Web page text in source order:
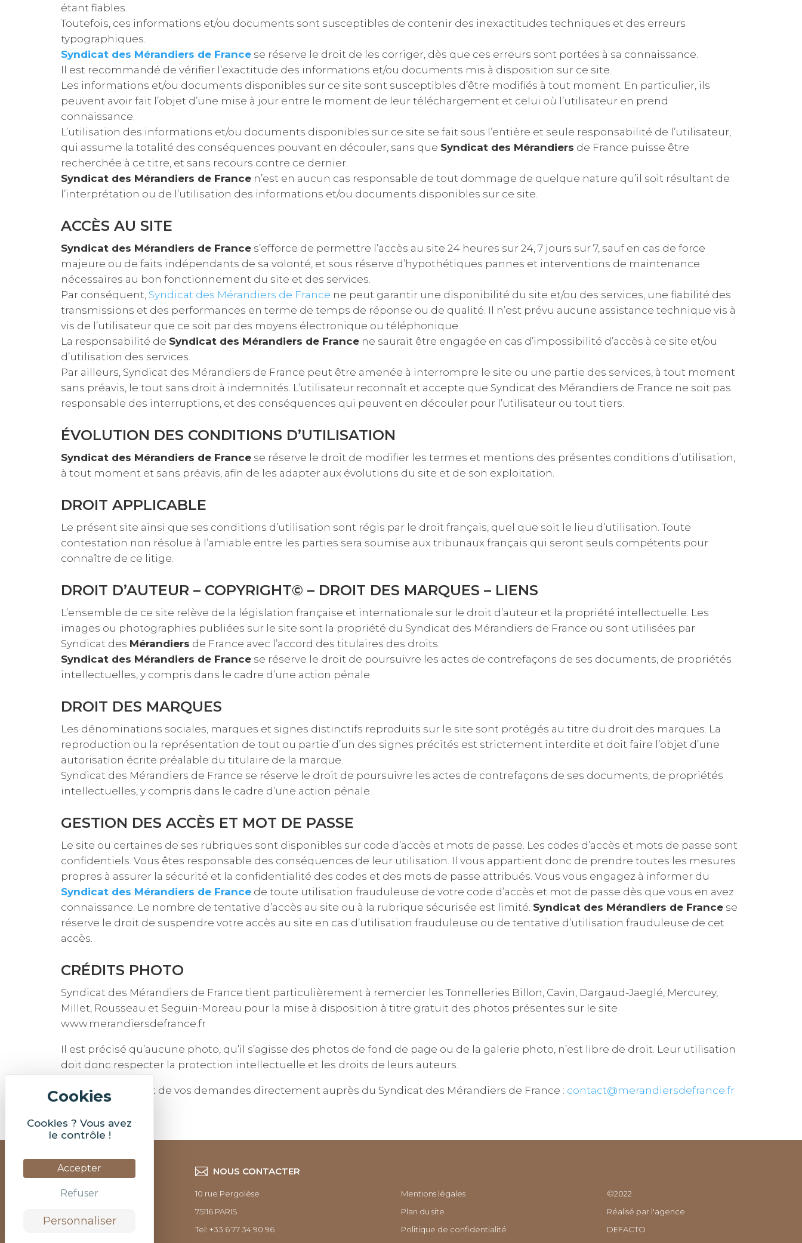
Cookies ? Vous avez
le contrôle !
Accepter
Refuser
Personnaliser
étant fiables.
Toutefois, ces informations et/ou documents sont susceptibles de contenir des inexactitudes techniques et des erreurs
typographiques.
Syndicat des Mérandiers de France se réserve le droit de les corriger, dès que ces erreurs sont portées à sa connaissance.
Il est recommandé de vérifier l’exactitude des informations et/ou documents mis à disposition sur ce site.
Les informations et/ou documents disponibles sur ce site sont susceptibles d’être modifiés à tout moment. En particulier, ils
peuvent avoir fait l’objet d’une mise à jour entre le moment de leur téléchargement et celui où l’utilisateur en prend
connaissance.
L’utilisation des informations et/ou documents disponibles sur ce site se fait sous l’entière et seule responsabilité de l’utilisateur,
qui assume la totalité des conséquences pouvant en découler, sans que Syndicat des Mérandiers de France puisse être
recherchée à ce titre, et sans recours contre ce dernier.
Syndicat des Mérandiers de France n’est en aucun cas responsable de tout dommage de quelque nature qu’il soit résultant de
l’interprétation ou de l’utilisation des informations et/ou documents disponibles sur ce site.
ACCÈS AU SITE
Syndicat des Mérandiers de France s’efforce de permettre l’accès au site 24 heures sur 24, 7 jours sur 7, sauf en cas de force
majeure ou de faits indépendants de sa volonté, et sous réserve d’hypothétiques pannes et interventions de maintenance
nécessaires au bon fonctionnement du site et des services.
Par conséquent, Syndicat des Mérandiers de France ne peut garantir une disponibilité du site et/ou des services, une fiabilité des
transmissions et des performances en terme de temps de réponse ou de qualité. Il n’est prévu aucune assistance technique vis à
vis de l’utilisateur que ce soit par des moyens électronique ou téléphonique.
La responsabilité de Syndicat des Mérandiers de France ne saurait être engagée en cas d’impossibilité d’accès à ce site et/ou
d’utilisation des services.
Par ailleurs, Syndicat des Mérandiers de France peut être amenée à interrompre le site ou une partie des services, à tout moment
sans préavis, le tout sans droit à indemnités. L’utilisateur reconnaît et accepte que Syndicat des Mérandiers de France ne soit pas
responsable des interruptions, et des conséquences qui peuvent en découler pour l’utilisateur ou tout tiers.
ÉVOLUTION DES CONDITIONS D’UTILISATION
Syndicat des Mérandiers de France se réserve le droit de modifier les termes et mentions des présentes conditions d’utilisation,
à tout moment et sans préavis, afin de les adapter aux évolutions du site et de son exploitation.
DROIT APPLICABLE
Le présent site ainsi que ses conditions d’utilisation sont régis par le droit français, quel que soit le lieu d’utilisation. Toute
contestation non résolue à l’amiable entre les parties sera soumise aux tribunaux français qui seront seuls compétents pour
connaître de ce litige.
DROIT D’AUTEUR – COPYRIGHT© – DROIT DES MARQUES – LIENS
L’ensemble de ce site relève de la législation française et internationale sur le droit d’auteur et la propriété intellectuelle. Les
images ou photographies publiées sur le site sont la propriété du Syndicat des Mérandiers de France ou sont utilisées par
Syndicat des Mérandiers de France avec l’accord des titulaires des droits.
Syndicat des Mérandiers de France se réserve le droit de poursuivre les actes de contrefaçons de ses documents, de propriétés
intellectuelles, y compris dans le cadre d’une action pénale.
DROIT DES MARQUES
Les dénominations sociales, marques et signes distinctifs reproduits sur le site sont protégés au titre du droit des marques. La
reproduction ou la représentation de tout ou partie d’un des signes précités est strictement interdite et doit faire l’objet d’une
autorisation écrite préalable du titulaire de la marque.
Syndicat des Mérandiers de France se réserve le droit de poursuivre les actes de contrefaçons de ses documents, de propriétés
intellectuelles, y compris dans le cadre d’une action pénale.
GESTION DES ACCÈS ET MOT DE PASSE
Le site ou certaines de ses rubriques sont disponibles sur code d’accès et mots de passe. Les codes d’accès et mots de passe sont
confidentiels. Vous êtes responsable des conséquences de leur utilisation. Il vous appartient donc de prendre toutes les mesures
propres à assurer la sécurité et la confidentialité des codes et des mots de passe attribués. Vous vous engagez à informer du
Syndicat des Mérandiers de France de toute utilisation frauduleuse de votre code d’accès et mot de passe dès que vous en avez
connaissance. Le nombre de tentative d’accès au site ou à la rubrique sécurisée est limité. Syndicat des Mérandiers de France se
réserve le droit de suspendre votre accès au site en cas d’utilisation frauduleuse ou de tentative d’utilisation frauduleuse de cet
accès.
CRÉDITS PHOTO
Syndicat des Mérandiers de France tient particulièrement à remercier les Tonnelleries Billon, Cavin, Dargaud-Jaeglé, Mercurey,
Millet, Rousseau et Seguin-Moreau pour la mise à disposition à titre gratuit des photos présentes sur le site
www.merandiersdefrance.fr
Il est précisé qu’aucune photo, qu’il s’agisse des photos de fond de page ou de la galerie photo, n’est libre de droit. Leur utilisation
doit donc respecter la protection intellectuelle et les droits de leurs auteurs.
Merci de faire part de vos demandes directement auprès du Syndicat des Mérandiers de France : contact@merandiersdefrance.fr
NOUS CONTACTER
10 rue Pergolèse
75116 PARIS
Tel: +33 6 77 34 90 96
Mentions légales
Plan du site
Politique de confidentialité
©2022
Réalisé par l'agence
DEFACTO